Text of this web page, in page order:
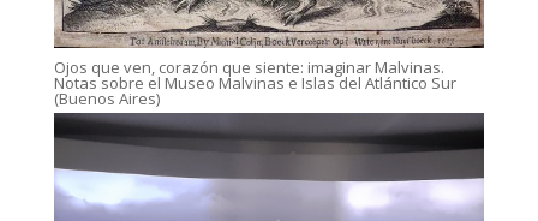
Ojos que ven, corazón que siente: imaginar Malvinas.
Notas sobre el Museo Malvinas e Islas del Atlántico Sur
(Buenos Aires)